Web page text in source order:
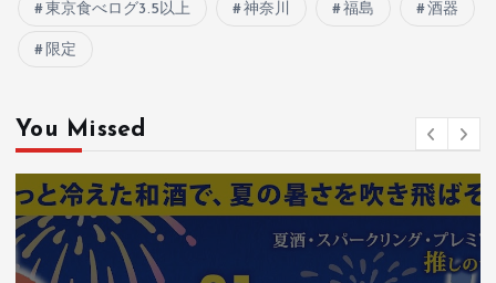
東京食べログ3.5以上 神奈川 福島 酒器
限定
You Missed